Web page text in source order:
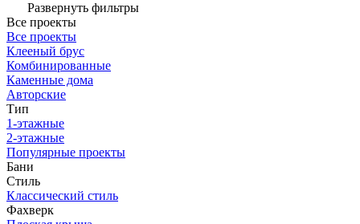
Развернуть фильтры
Все проекты
Все проекты
Клееный брус
Комбинированные
Каменные дома
Авторские
Тип
1-этажные
2-этажные
Популярные проекты
Бани
Стиль
Классический стиль
Фахверк